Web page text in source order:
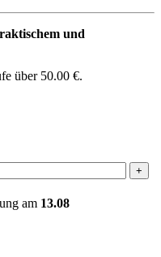
und
über 50.00 €.
am 13.08